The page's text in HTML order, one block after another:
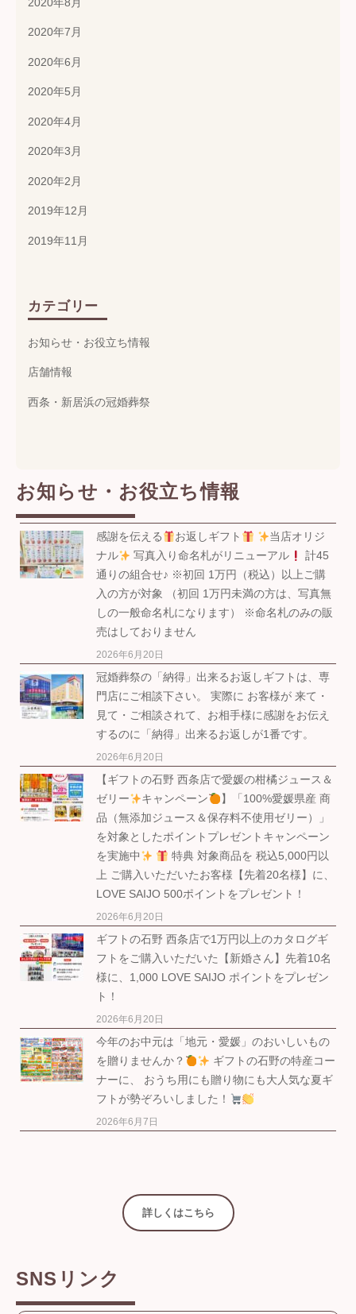
2020年8月
2020年7月
2020年6月
2020年5月
2020年4月
2020年3月
2020年2月
2019年12月
2019年11月
カテゴリー
お知らせ・お役立ち情報
店舗情報
西条・新居浜の冠婚葬祭
お知らせ・お役立ち情報
感謝を伝える お返しギフト
当店オリジ
ナル
写真入り命名札がリニューアル
計45
通りの組合せ♪ ※初回 1万円（税込）以上ご購
入の方が対象 （初回 1万円未満の方は、写真無
しの一般命名札になります） ※命名札のみの販
売はしておりません
2026年6月20日
冠婚葬祭の「納得」出来るお返しギフトは、専
門店にご相談下さい。 実際に お客様が 来て・
見て・ご相談されて、お相手様に感謝をお伝え
するのに「納得」出来るお返しが1番です。
2026年6月20日
【ギフトの石野 西条店で愛媛の柑橘ジュース＆
ゼリー
キャンペーン
】「100%愛媛県産 商
品（無添加ジュース＆保存料不使用ゼリー）」
を対象としたポイントプレゼントキャンペーン
を実施中
特典 対象商品を 税込5,000円以
上 ご購入いただいたお客様【先着20名様】に、
LOVE SAIJO 500ポイントをプレゼント！
2026年6月20日
ギフトの石野 西条店で1万円以上のカタログギ
フトをご購入いただいた【新婚さん】先着10名
様に、1,000 LOVE SAIJO ポイントをプレゼン
ト！
2026年6月20日
今年のお中元は「地元・愛媛」のおいしいもの
を贈りませんか？
ギフトの石野の特産コー
ナーに、 おうち用にも贈り物にも大人気な夏ギ
フトが勢ぞろいしました！
2026年6月7日
詳しくはこちら
SNSリンク